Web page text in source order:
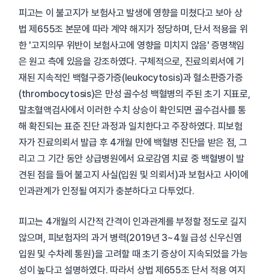
피고는 이 불고지가 보험사고 발생에 영향을 미쳤다고 보아 상
법 제655조 본문에 따라 계약 해지가 정당하며, 단서 적용을 위
한 '고지의무 위반이 보험사고에 영향을 미치지 않음' 증명책임
은 원고 측에 있음을 강조하였다. 구체적으로, 진료의뢰서에 기
재된 지속적인 백혈구증가증(leukocytosis)과 혈소판증가증
(thrombocytosis)은 만성 골수성 백혈병의 주된 초기 지표로,
말초혈액검사에서 이러한 수치 상승이 확인되면 골수검사를 통
해 확진되는 표준 진단 과정과 일치한다고 주장하였다. 피보험
자가 진료의뢰서 발급 후 4개월 만에 백혈병 진단을 받은 점, 그
리고 그 기간 동안 상급병원에서 요로감염 치료 중 백혈병이 발
견된 점을 들어 불고지 사실(입원 및 의뢰서)과 보험사고 사이에
인과관계가 인정될 여지가 충분하다고 다투었다.
피고는 4개월의 시간적 간격이 인과관계를 부정할 정도로 길지
않으며, 피보험자의 과거 병력(2019년 3~4월 급성 신우신염
입원 및 수차례 통원)을 고려할 때 초기 증상이 지속되었을 가능
성이 높다고 설명하였다. 따라서 상법 제655조 단서 적용 여지